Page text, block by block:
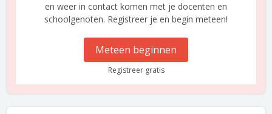
en weer in contact komen met je docenten en
schoolgenoten. Registreer je en begin meteen!
Meteen beginnen
Registreer gratis